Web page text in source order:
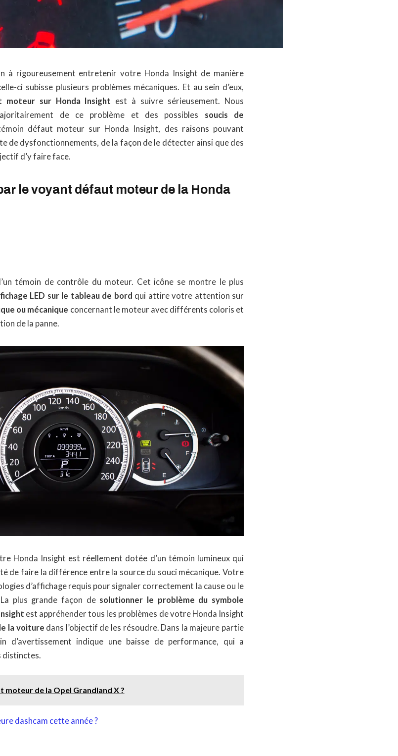
à rigoureusement entretenir votre Honda Insight de manière
ci subisse plusieurs problèmes mécaniques. Et au sein d’eux,
moteur sur Honda Insight est à suivre sérieusement. Nous
de ce problème et des possibles soucis de
défaut moteur sur Honda Insight, des raisons pouvant
de dysfonctionnements, de la façon de le détecter ainsi que des
d’y faire face.
le voyant défaut moteur de la Honda
témoin de contrôle du moteur. Cet icône se montre le plus
LED sur le tableau de bord qui attire votre attention sur
ou mécanique concernant le moteur avec différents coloris et
de la panne.
Honda Insight est réellement dotée d’un témoin lumineux qui
de faire la différence entre la source du souci mécanique. Votre
d’affichage requis pour signaler correctement la cause ou le
plus grande façon desolutionner le problème du symbole
est appréhender tous les problèmes de votre Honda Insight
la voiture dans l’objectif de les résoudre. Dans la majeure partie
d’avertissement indique une baisse de performance, qui a
distinctes.
de la Opel Grandland X ?
dashcam cette année ?